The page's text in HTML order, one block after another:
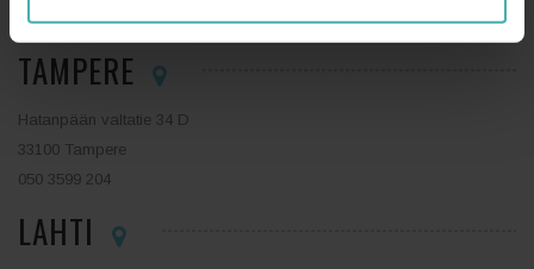
TAMPERE
Hatanpään valtatie 34 D
33100 Tampere
050 3599 204
LAHTI